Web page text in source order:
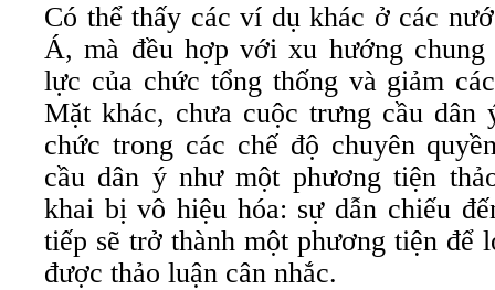
Có thể thấy các ví dụ khác ở các
Á, mà đều hợp với xu hướng chung
lực của chức tổng thống và giảm
Mặt khác, chưa cuộc trưng cầu
chức trong các chế độ chuyên
cầu dân ý như một phương tiện
khai bị vô hiệu hóa: sự dẫn chiếu
tiếp sẽ trở thành một phương tiện để
được thảo luận cân nhắc.